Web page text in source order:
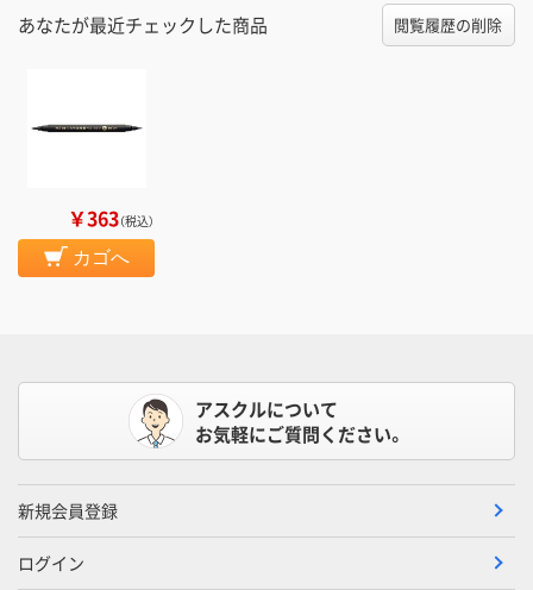
あなたが最近チェックした商品 閲覧履歴の削除
￥363（税込）
カゴへ
アスクルについて
お気軽にご質問ください。
新規会員登録
ログイン